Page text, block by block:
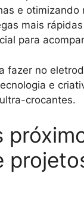
e
mais
para
fazer no
e
crocantes.